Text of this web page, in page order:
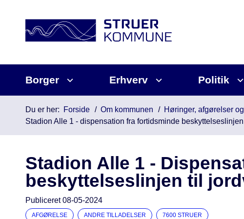
Borger Erhverv Politik
Du er her: Forside Om kommunen Høringer, afgørelser
Stadion Alle 1 - dispensation fra fortidsminde
Stadion Alle 1 -
beskyttelseslinjen til
Publiceret08-05-2024
AFGØRELSE ANDRE TILLADELSER 7600 STRUER